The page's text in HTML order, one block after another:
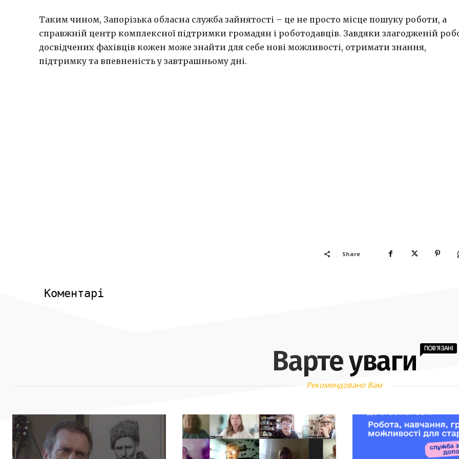
Таким чином, Запорізька обласна служба зайнятості – це не просто місце пошуку роботи, а
справжній центр комплексної підтримки громадян і роботодавців. Завдяки злагодженій
досвідчених фахівців кожен може знайти для себе нові можливості, отримати знання,
підтримку та впевненість у завтрашньому дні.
Share
Коментарі
Варте уваги ПОВ'ЯЗАНІ
Рекомендовано Вам